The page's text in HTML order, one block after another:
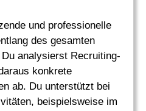
und professionelle
des gesamten
analysierst Recruiting-
konkrete
ab. Du unterstützt bei
beispielsweise im